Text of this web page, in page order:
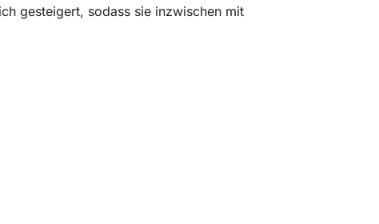
gesteigert, sodass sie inzwischen mit